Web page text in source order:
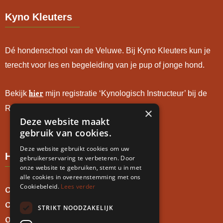
Kyno Kleuters
Dé hondenschool van de Veluwe. Bij Kyno Kleuters kun je
terecht voor les en begeleiding van je pup of jonge hond.
Bekijk hier mijn registratie ‘Kynologisch Instructeur’ bij de
Raad van Beheer.
Handige links
Contact
Cursussen
Over ons
×
Deze website maakt
gebruik van cookies.
Deze website gebruikt cookies om uw
gebruikerservaring te verbeteren. Door
onze website te gebruiken, stemt u in met
alle cookies in overeenstemming met ons
Cookiebeleid. Lees verder
STRIKT NOODZAKELIJK